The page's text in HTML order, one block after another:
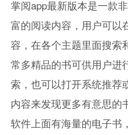
掌阅app最新版本是一款
富的阅读内容，用户可以
容，在各个主题里面搜索
常多精品的书可供用户进
索，也可以打开系统推荐
内容来发现更多有意思的
软件上面有海量的电子书